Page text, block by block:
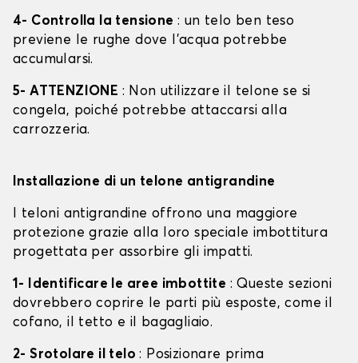
4- Controlla la tensione : un telo ben teso
previene le rughe dove l'acqua potrebbe
accumularsi.
5- ATTENZIONE : Non utilizzare il telone se si
congela, poiché potrebbe attaccarsi alla
carrozzeria.
Installazione di un telone antigrandine
I teloni antigrandine offrono una maggiore
protezione grazie alla loro speciale imbottitura
progettata per assorbire gli impatti.
1- Identificare le aree imbottite : Queste sezioni
dovrebbero coprire le parti più esposte, come il
cofano, il tetto e il bagagliaio.
2- Srotolare il telo: Posizionare prima